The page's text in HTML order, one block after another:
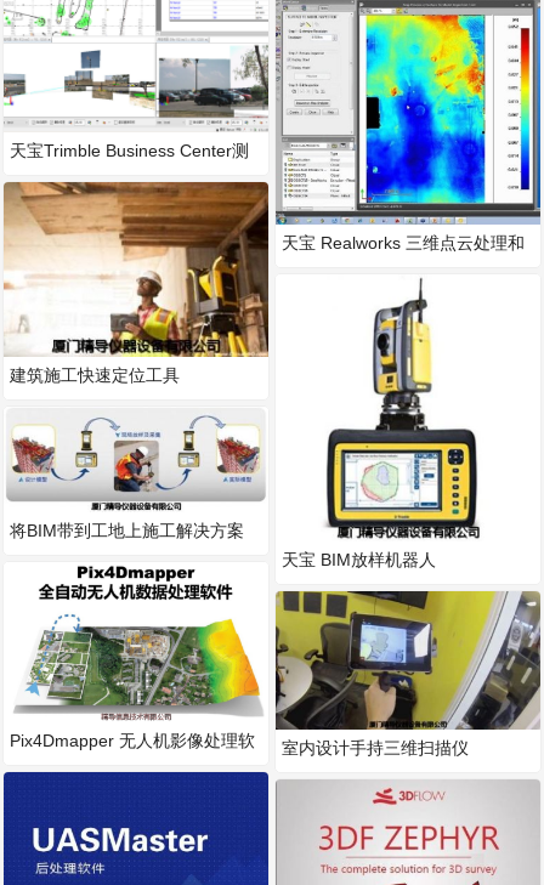
天宝Trimble Business Center测
建筑施工快速定位工具
将BIM带到工地上施工解决方案
Pix4Dmapper 无人机影像处理软
天宝 Realworks 三维点云处理和
天宝 BIM放样机器人
室内设计手持三维扫描仪